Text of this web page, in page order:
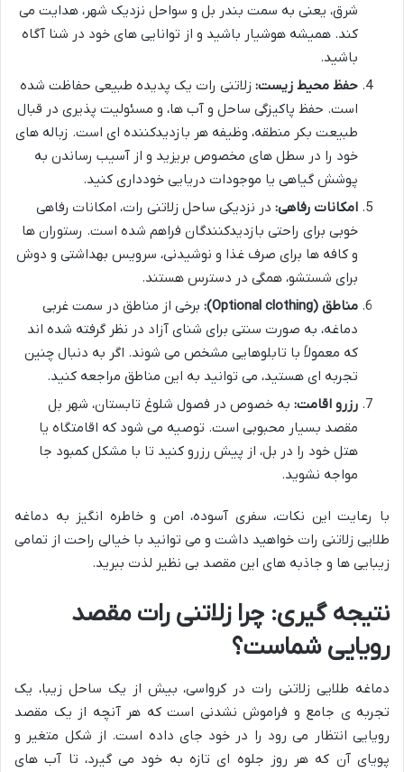
شرق، یعنی به سمت بندر بل و سواحل نزدیک شهر، هدایت می
کند. همیشه هوشیار باشید و از توانایی های خود در شنا آگاه
باشید.
حفظ محیط زیست: زلاتنی رات یک پدیده طبیعی حفاظت شده
است. حفظ پاکیزگی ساحل و آب ها، و مسئولیت پذیری در قبال
طبیعت بکر منطقه، وظیفه هر بازدیدکننده ای است. زباله های
خود را در سطل های مخصوص بریزید و از آسیب رساندن به
پوشش گیاهی یا موجودات دریایی خودداری کنید.
امکانات رفاهی: در نزدیکی ساحل زلاتنی رات، امکانات رفاهی
خوبی برای راحتی بازدیدکنندگان فراهم شده است. رستوران ها
و کافه ها برای صرف غذا و نوشیدنی، سرویس بهداشتی و دوش
برای شستشو، همگی در دسترس هستند.
مناطق (Optional clothing):
برخی از مناطق در سمت غربی
دماغه، به صورت سنتی برای شنای آزاد در نظر گرفته شده اند
که معمولاً با تابلوهایی مشخص می شوند. اگر به دنبال چنین
تجربه ای هستید، می توانید به این مناطق مراجعه کنید.
رزرو اقامت: به خصوص در فصول شلوغ تابستان، شهر بل
مقصد بسیار محبوبی است. توصیه می شود که اقامتگاه یا
هتل خود را در بل، از پیش رزرو کنید تا با مشکل کمبود جا
مواجه نشوید.
با رعایت این نکات، سفری آسوده، امن و خاطره انگیز به دماغه
طلایی زلاتنی رات خواهید داشت و می توانید با خیالی راحت از تمامی
زیبایی ها و جاذبه های این مقصد بی نظیر لذت ببرید.
نتیجه گیری: چرا زلاتنی رات مقصد
رویایی شماست؟
دماغه طلایی زلاتنی رات در کرواسی، بیش از یک ساحل زیبا، یک
تجربه ی جامع و فراموش نشدنی است که هر آنچه از یک مقصد
رویایی انتظار می رود را در خود جای داده است. از شکل متغیر و
پویای آن که هر روز جلوه ای تازه به خود می گیرد، تا آب های